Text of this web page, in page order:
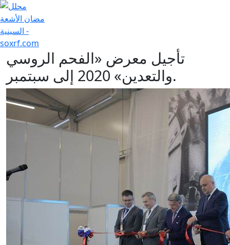
تأجيل معرض «الفحم الروسي
والتعدين» 2020 إلى سبتمبر.